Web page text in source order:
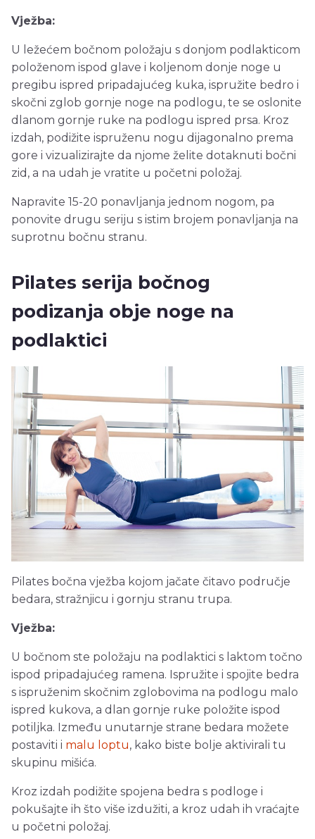
Vježba:
U ležećem bočnom položaju s donjom podlakticom
položenom ispod glave i koljenom donje noge u
pregibu ispred pripadajućeg kuka, ispružite bedro i
skočni zglob gornje noge na podlogu, te se oslonite
dlanom gornje ruke na podlogu ispred prsa. Kroz
izdah, podižite ispruženu nogu dijagonalno prema
gore i vizualizirajte da njome želite dotaknuti bočni
zid, a na udah je vratite u početni položaj.
Napravite 15-20 ponavljanja jednom nogom, pa
ponovite drugu seriju s istim brojem ponavljanja na
suprotnu bočnu stranu.
Pilates serija bočnog
podizanja obje noge na
podlaktici
Pilates bočna vježba kojom jačate čitavo područje
bedara, stražnjicu i gornju stranu trupa.
Vježba:
U bočnom ste položaju na podlaktici s laktom točno
ispod pripadajućeg ramena. Ispružite i spojite bedra
s ispruženim skočnim zglobovima na podlogu malo
ispred kukova, a dlan gornje ruke položite ispod
potiljka. Između unutarnje strane bedara možete
postaviti i malu loptu, kako biste bolje aktivirali tu
skupinu mišića.
Kroz izdah podižite spojena bedra s podloge i
pokušajte ih što više izdužiti, a kroz udah ih vraćajte
u početni položaj.